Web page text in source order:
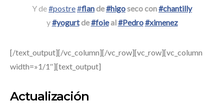
Y de#postre#flande#higoseco con#chantilly
y#yogurtde#foieal#Pedro#ximenez
[/text_output][/vc_column][/vc_row][vc_row][vc_column
width=»1/1″][text_output]
Actualización